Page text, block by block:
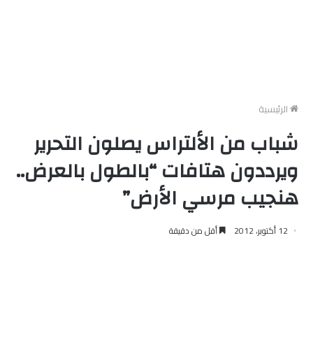
الرئيسية
شباب من الألتراس يصلون التحرير
ويرددون هتافات “بالطول بالعرض..
هنجيب مرسي الأرض”
12 أكتوبر، 2012 أقل من دقيقة